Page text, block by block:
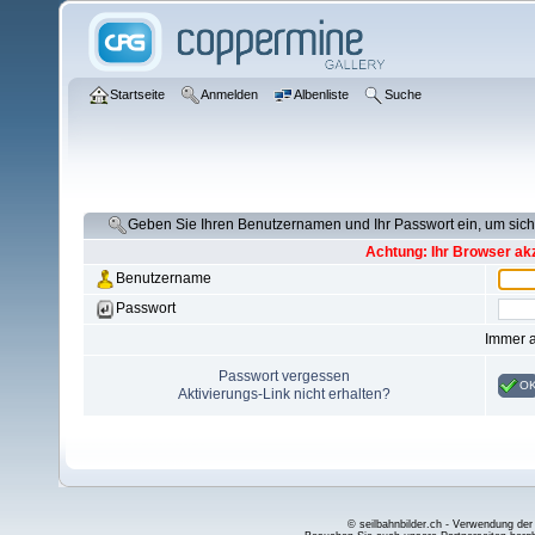
Startseite Anmelden Albenliste Suche
Geben Sie Ihren Benutzernamen und Ihr Passwort ein, um
Achtung: Ihr Browser
Benutzername
Passwort
Immer
Passwort vergessen
Aktivierungs-Link nicht erhalten?
© seilbahnbilder.ch - Verwendung